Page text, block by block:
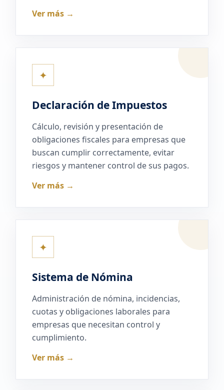
Ver más →
✦
Declaración de Impuestos
Cálculo, revisión y presentación de
obligaciones fiscales para empresas que
buscan cumplir correctamente, evitar
riesgos y mantener control de sus pagos.
Ver más →
✦
Sistema de Nómina
Administración de nómina, incidencias,
cuotas y obligaciones laborales para
empresas que necesitan control y
cumplimiento.
Ver más →